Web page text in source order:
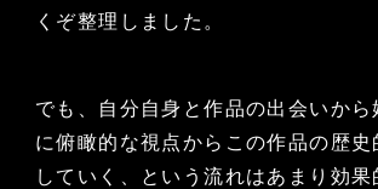
くぞ整理しました。
でも、自分自身と作品の出会いから
に俯瞰的な視点からこの作品の歴史
していく、という流れはあまり効果